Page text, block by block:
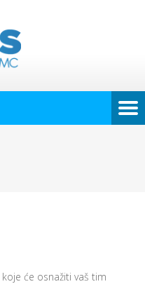
koje će osnažiti vaš tim